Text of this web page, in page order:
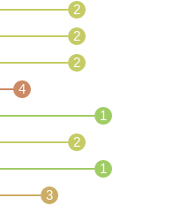
2
2
2
4
1
2
1
3